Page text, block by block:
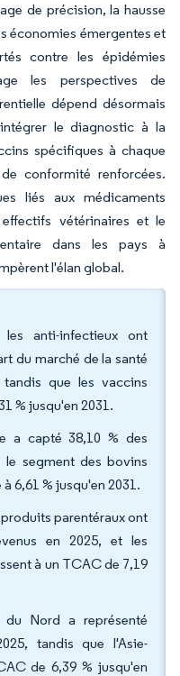
de précision, la hausse
économies émergentes et
contre les épidémies
les perspectives de
dépend désormais
le diagnostic à la
spécifiques à chaque
conformité renforcées.
liés aux médicaments
vétérinaires et le
dans les pays à
l'élan global.
anti-infectieux ont
du marché de la santé
que les vaccins
% jusqu'en 2031.
a capté 38,10 % des
le segment des bovins
6,61 % jusqu'en 2031.
parentéraux ont
en 2025, et les
à un TCAC de 7,19
du Nord a représenté
tandis que l'Asie-
de 6,39 % jusqu'en